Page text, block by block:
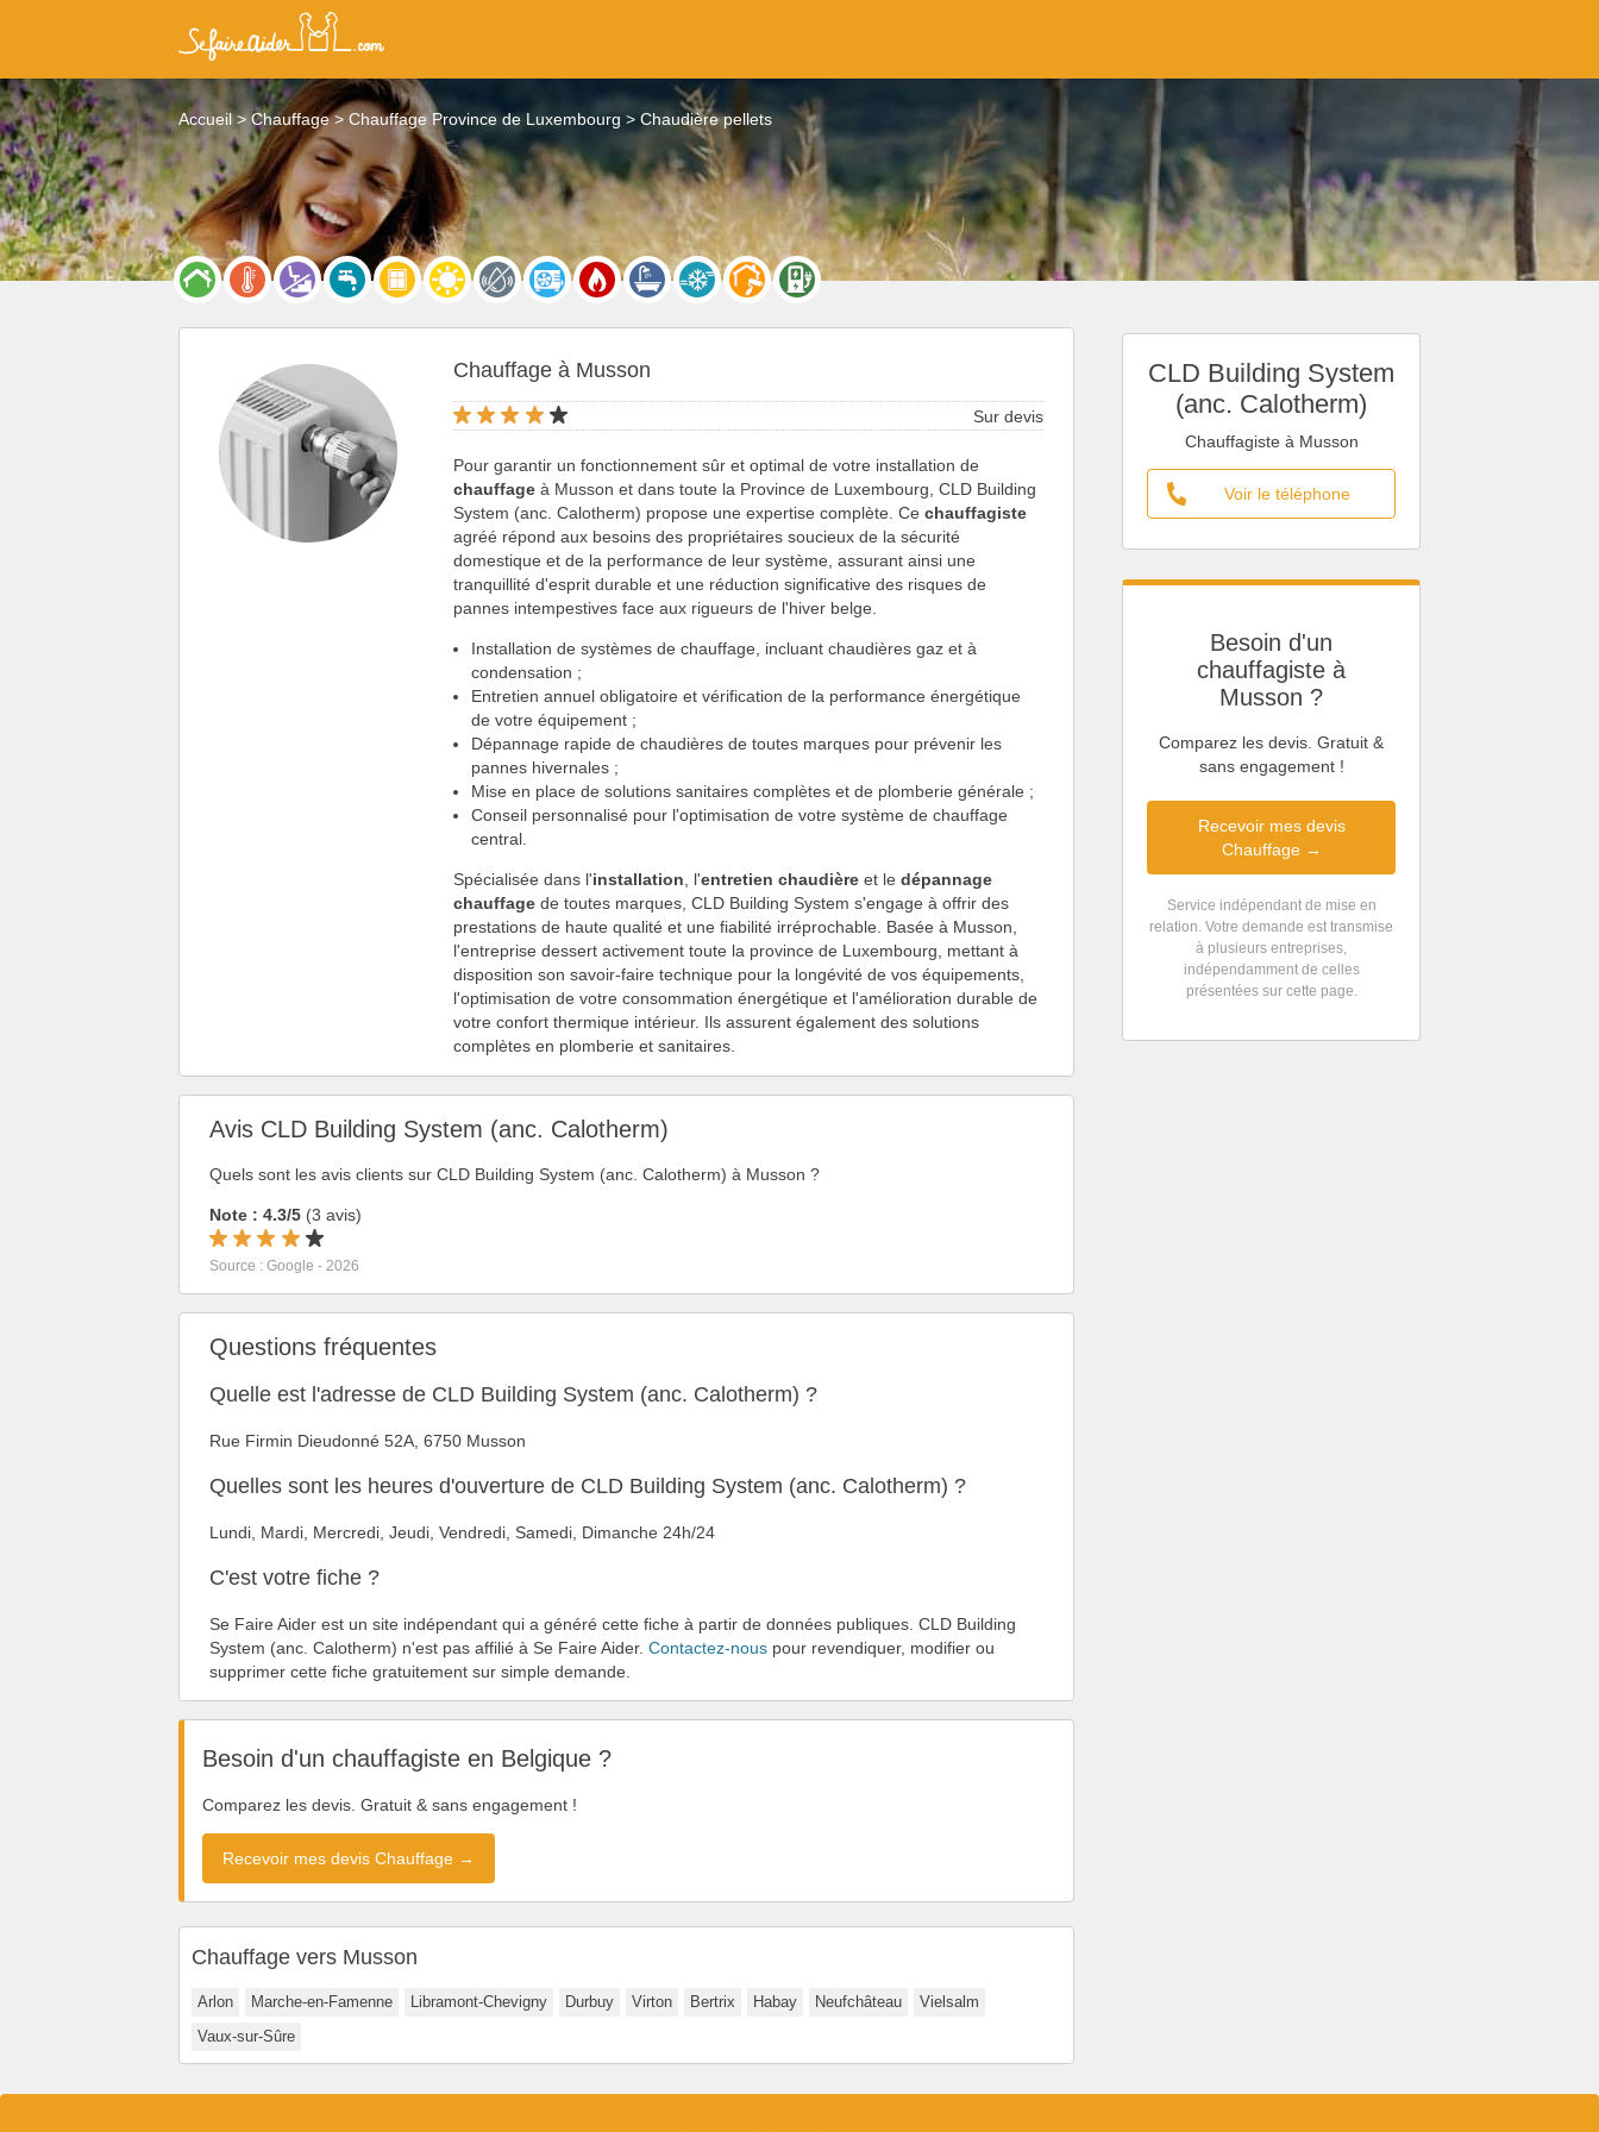
Accueil Chauffage Chauffage Province de Luxembourg Chaudière pellets
CLD Building System
(anc. Calotherm)
Chauffagiste à Musson
Voir le téléphone
Besoin d'un
chauffagiste à
Musson ?
Comparez les devis. Gratuit &
sans engagement !
Recevoir mes devis
Chauffage →
Service indépendant de mise en
relation. Votre demande est transmise
à plusieurs entreprises,
indépendamment de celles
présentées sur cette page.
Chauffage à Musson
Sur devis
Pour garantir un fonctionnement sûr et optimal de votre installation de
chauffage à Musson et dans toute la Province de Luxembourg, CLD Building
System (anc. Calotherm) propose une expertise complète. Cechauffagiste
agréé répond aux besoins des propriétaires soucieux de la sécurité
domestique et de la performance de leur système, assurant ainsi une
tranquillité d'esprit durable et une réduction significative des risques de
pannes intempestives face aux rigueurs de l'hiver belge.
Installation de systèmes de chauffage, incluant chaudières gaz et à
condensation ;
Entretien annuel obligatoire et vérification de la performance énergétique
de votre équipement ;
Dépannage rapide de chaudières de toutes marques pour prévenir les
pannes hivernales ;
Mise en place de solutions sanitaires complètes et de plomberie générale ;
Conseil personnalisé pour l'optimisation de votre système de chauffage
central.
Spécialisée dans l'installation , l'entretien chaudière et ledépannage
chauffage de toutes marques, CLD Building System s'engage à offrir des
prestations de haute qualité et une fiabilité irréprochable. Basée à Musson,
l'entreprise dessert activement toute la province de Luxembourg, mettant à
disposition son savoir-faire technique pour la longévité de vos équipements,
l'optimisation de votre consommation énergétique et l'amélioration durable de
votre confort thermique intérieur. Ils assurent également des solutions
complètes en plomberie et sanitaires.
Avis CLD Building System (anc. Calotherm)
Quels sont les avis clients sur CLD Building System (anc. Calotherm) à Musson ?
Note : 4.3/5 (3 avis)
Source : Google - 2026
Questions fréquentes
Quelle est l'adresse de CLD Building System (anc. Calotherm) ?
Rue Firmin Dieudonné 52A, 6750 Musson
Quelles sont les heures d'ouverture de CLD Building System (anc. Calotherm) ?
Lundi, Mardi, Mercredi, Jeudi, Vendredi, Samedi, Dimanche 24h/24
C'est votre fiche ?
Se Faire Aider est un site indépendant qui a généré cette fiche à partir de données publiques. CLD Building
System (anc. Calotherm) n'est pas affilié à Se Faire Aider. Contactez-nous pour revendiquer, modifier ou
supprimer cette fiche gratuitement sur simple demande.
Besoin d'un chauffagiste en Belgique ?
Comparez les devis. Gratuit & sans engagement !
Recevoir mes devis Chauffage →
Chauffage vers Musson
Arlon Marche-en-Famenne Libramont-Chevigny Durbuy Virton Bertrix Habay Neufchâteau
Vielsalm
Vaux-sur-Sûre